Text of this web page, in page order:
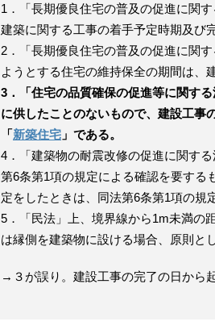
1．「長期優良住宅の普及の促進に関
建築に関する工事の着手予定時期及び
2．「長期優良住宅の普及の促進に関
ようとする住宅の維持保全の期間は、
3．「住宅の品質確保の促進等に関す
に供したことのないもので、建設工事
「新築住宅 」である。
4．「建築物の耐震改修の促進に関す
第6条第1項の規定による確認を要する
定をしたときは、同法第6条第1項の規
5．「民法」上、境界線から1m未満の
は縁側を建築物に設ける場合、原則と
→３が誤り。建設工事の完了の日から